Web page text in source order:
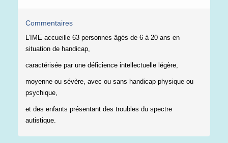
Commentaires
L’IME accueille 63 personnes âgés de 6 à 20 ans en
situation de handicap,
caractérisée par une déficience intellectuelle légère,
moyenne ou sévère, avec ou sans handicap physique ou
psychique,
et des enfants présentant des troubles du spectre
autistique.